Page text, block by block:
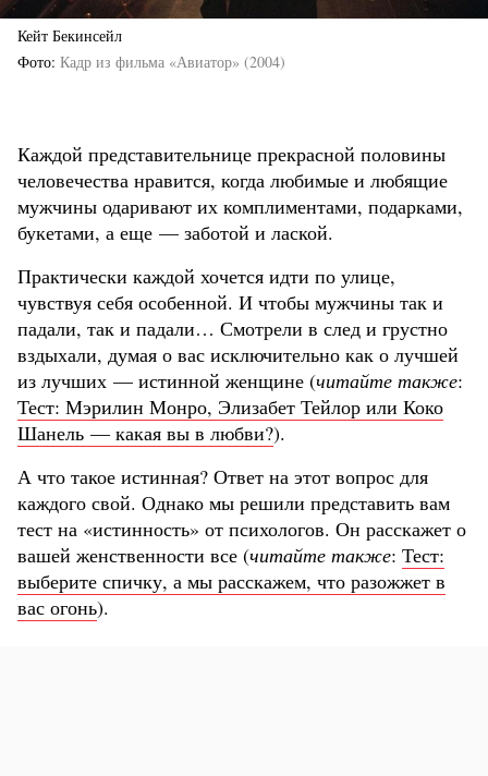
Кейт Бекинсейл
Фото Кадр из фильма «Авиатор» (2004)
Каждой представительнице прекрасной половины
человечества нравится, когда любимые и любящие
мужчины одаривают их комплиментами, подарками,
букетами, а еще — заботой и лаской.
Практически каждой хочется идти по улице,
чувствуя себя особенной. И чтобы мужчины так и
падали, так и падали… Смотрели в след и грустно
вздыхали, думая о вас исключительно как о лучшей
из лучших — истинной женщине (читайте также:
Тест: Мэрилин Монро, Элизабет Тейлор или Коко
Шанель — какая вы в любви?).
А что такое истинная? Ответ на этот вопрос для
каждого свой. Однако мы решили представить вам
тест на «истинность» от психологов. Он расскажет о
вашей женственности все (читайте также: Тест:
выберите спичку, а мы расскажем, что разожжет в
вас огонь).